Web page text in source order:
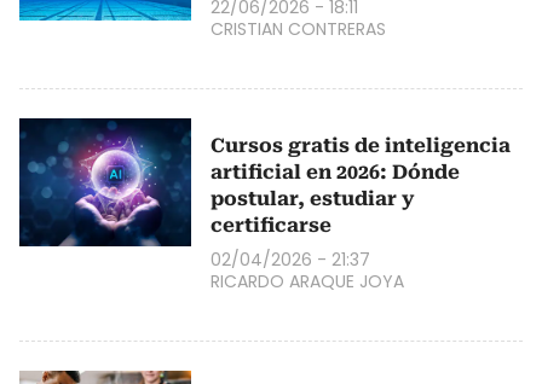
22/06/2026 - 18:11
CRISTIAN CONTRERAS
Cursos gratis de inteligencia
artificial en 2026: Dónde
postular, estudiar y
certificarse
02/04/2026 - 21:37
RICARDO ARAQUE JOYA